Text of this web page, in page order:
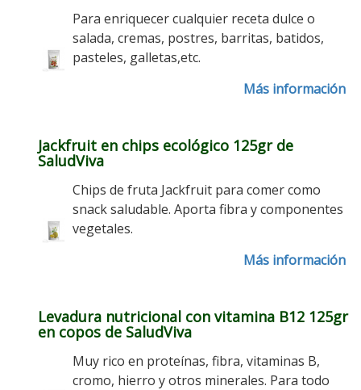
Para enriquecer cualquier receta dulce o
salada, cremas, postres, barritas, batidos,
pasteles, galletas,etc.
Más información
Jackfruit en chips ecológico 125gr de
SaludViva
Chips de fruta Jackfruit para comer como
snack saludable. Aporta fibra y componentes
vegetales.
Más información
Levadura nutricional con vitamina B12 125gr
en copos de SaludViva
Muy rico en proteínas, fibra, vitaminas B,
cromo, hierro y otros minerales. Para todo